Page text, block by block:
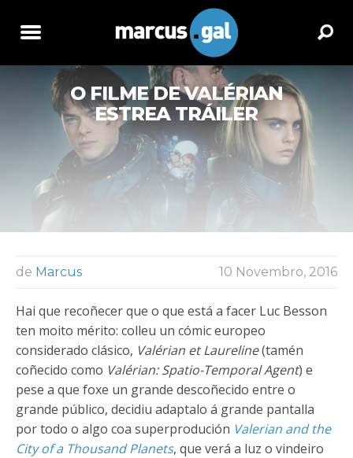
O FILME DE VALÉRIAN
ESTREA TRÁILER
de Marcus 10 Novembro, 2016
Hai que recoñecer que o que está a facer Luc Besson
ten moito mérito: colleu un cómic europeo
considerado clásico, Valérian et Laureline(tamén
coñecido como Valérian: Spatio-Temporal Agent) e
pese a que foxe un grande descoñecido entre o
grande público, decidiu adaptalo á grande pantalla
por todo o algo coa superprodución Valerian and the
City of a Thousand Planets, que verá a luz o vindeiro